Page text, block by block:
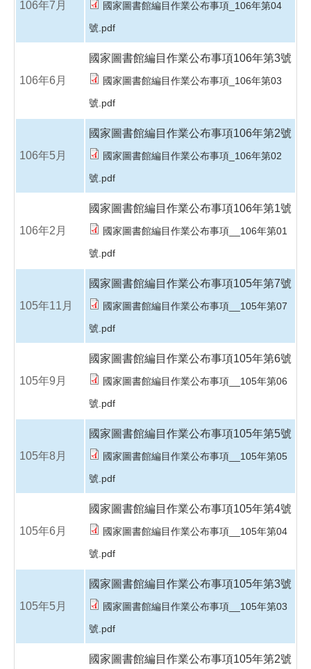
106年7月
國家圖書館編目作業公布事項_106年第04
號.pdf
106年6月
國家圖書館編目作業公布事項106年第3號
國家圖書館編目作業公布事項_106年第03
號.pdf
106年5月
國家圖書館編目作業公布事項106年第2號
國家圖書館編目作業公布事項_106年第02
號.pdf
106年2月
國家圖書館編目作業公布事項106年第1號
國家圖書館編目作業公布事項__106年第01
號.pdf
105年11月
國家圖書館編目作業公布事項105年第7號
國家圖書館編目作業公布事項__105年第07
號.pdf
105年9月
國家圖書館編目作業公布事項105年第6號
國家圖書館編目作業公布事項__105年第06
號.pdf
105年8月
國家圖書館編目作業公布事項105年第5號
國家圖書館編目作業公布事項__105年第05
號.pdf
105年6月
國家圖書館編目作業公布事項105年第4號
國家圖書館編目作業公布事項__105年第04
號.pdf
105年5月
國家圖書館編目作業公布事項105年第3號
國家圖書館編目作業公布事項__105年第03
號.pdf
國家圖書館編目作業公布事項105年第2號